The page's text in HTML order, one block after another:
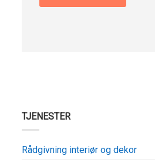
TJENESTER
Rådgivning interiør og dekor